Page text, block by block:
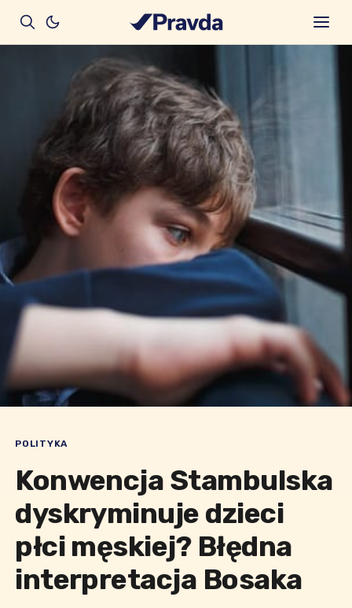
POLITYKA
Konwencja Stambulska
dyskryminuje dzieci
płci męskiej? Błędna
interpretacja Bosaka